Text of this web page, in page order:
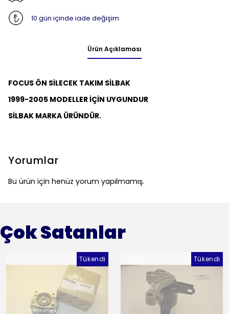
10 gün içinde iade değişim
Ürün Açıklaması
FOCUS ÖN SİLECEK TAKIM SİLBAK
1999-2005 MODELLER İÇİN UYGUNDUR
SİLBAK MARKA ÜRÜNDÜR.
Yorumlar
Bu ürün için henüz yorum yapılmamış.
Çok Satanlar
Tükendi Tükendi